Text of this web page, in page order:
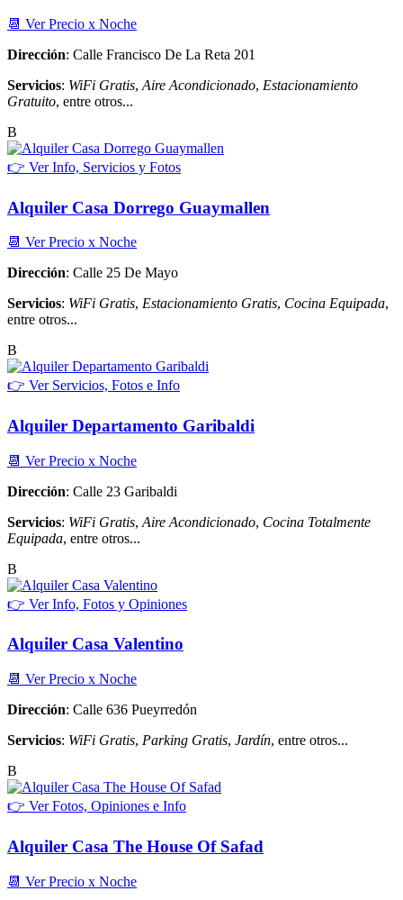
📆 Ver Precio x Noche
Dirección: Calle Francisco De La Reta 201
Servicios: WiFi Gratis, Aire Acondicionado, Estacionamiento
Gratuito, entre otros...
B
👉 Ver Info, Servicios y Fotos
Alquiler Casa Dorrego Guaymallen
📆 Ver Precio x Noche
Dirección: Calle 25 De Mayo
Servicios: WiFi Gratis, Estacionamiento Gratis, Cocina Equipada,
entre otros...
B
👉 Ver Servicios, Fotos e Info
Alquiler Departamento Garibaldi
📆 Ver Precio x Noche
Dirección: Calle 23 Garibaldi
Servicios: WiFi Gratis, Aire Acondicionado, Cocina Totalmente
Equipada, entre otros...
B
👉 Ver Info, Fotos y Opiniones
Alquiler Casa Valentino
📆 Ver Precio x Noche
Dirección: Calle 636 Pueyrredón
Servicios: WiFi Gratis, Parking Gratis, Jardín, entre otros...
B
👉 Ver Fotos, Opiniones e Info
Alquiler Casa The House Of Safad
📆 Ver Precio x Noche